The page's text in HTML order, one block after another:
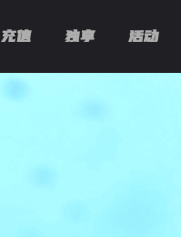
充值 独享 活动